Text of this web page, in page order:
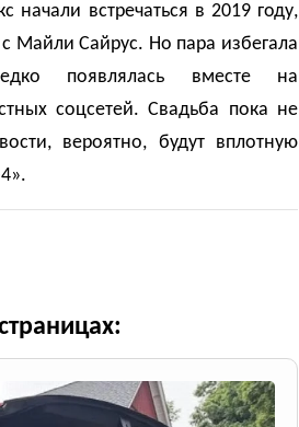
начали встречаться в 2019 году,
Майли Сайрус. Но пара избегала
появлялась вместе на
соцсетей. Свадьба пока не
вероятно, будут вплотную